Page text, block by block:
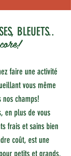
BLEUETS..
faire une activité
vous même
champs!
en plus de vous
frais et sains bien
coût, est une
petits et grands.